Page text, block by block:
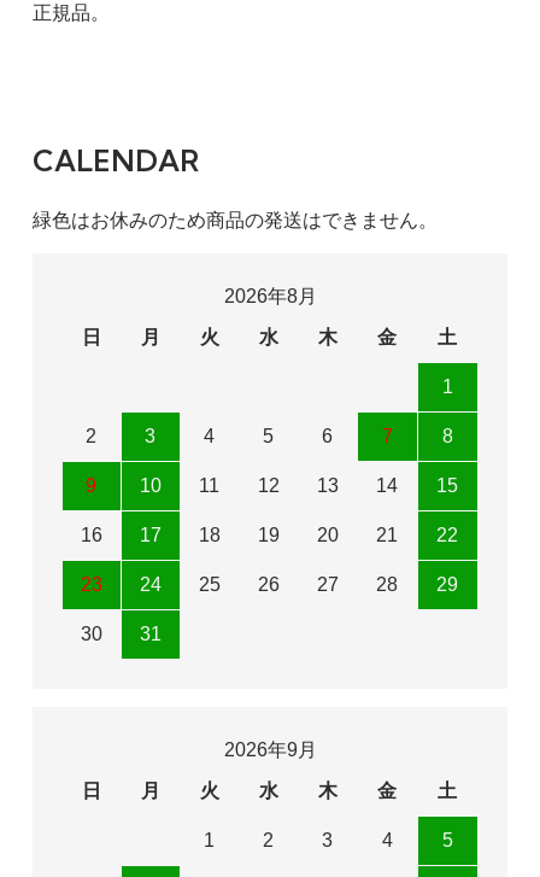
正規品。
CALENDAR
緑色はお休みのため商品の発送はできません。
2026年8月
日
月 火 水 木 金 土
1
2 3 4 5 6 7 8
9 10 11 12 13 14 15
16 17 18 19 20 21 22
23 24 25 26 27 28 29
30 31
2026年9月
日
月 火 水 木 金 土
1 2 3 4 5